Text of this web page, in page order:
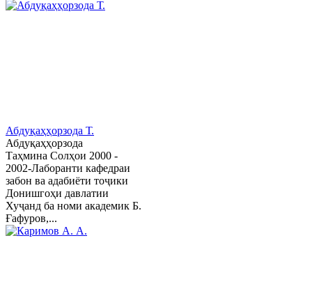
Абдуқаҳҳорзода Т.
Абдуқаҳҳорзода
Таҳмина Солҳои 2000 -
2002-Лаборанти кафедраи
забон ва адабиёти тоҷики
Донишгоҳи давлатии
Хуҷанд ба номи академик Б.
Ғафуров,...